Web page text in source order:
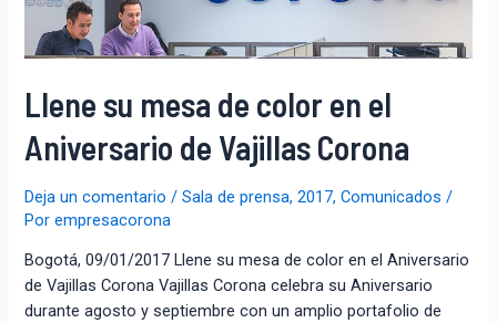
Llene su mesa de color en el
Aniversario de Vajillas Corona
Deja un comentario /Sala de prensa,2017,Comunicados /
Porempresacorona
Bogotá, 09/01/2017 Llene su mesa de color en el Aniversario
de Vajillas Corona Vajillas Corona celebra su Aniversario
durante agosto y septiembre con un amplio portafolio de